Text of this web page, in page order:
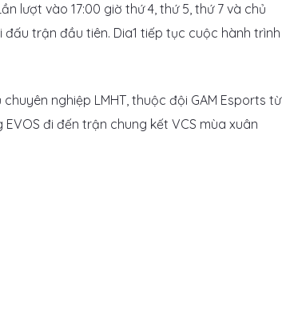
lượt vào 17:00 giờ thứ 4, thứ 5, thứ 7 và chủ
trận đầu tiên. Dia1 tiếp tục cuộc hành trình
nghiệp LMHT, thuộc đội GAM Esports từ
đi đến trận chung kết VCS mùa xuân